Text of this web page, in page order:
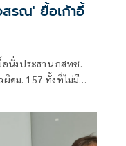
รณ' ยื้อเก้าอี้
นั่งประธาน กสทช.
ดม. 157 ทั้งที่ไม่มี